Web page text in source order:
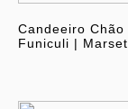
Candeeiro Chão
Funiculi | Marset